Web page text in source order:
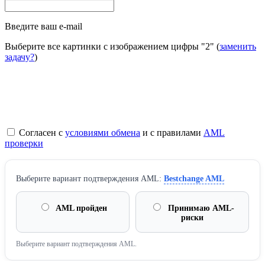
Введите ваш e-mail
Выберите все картинки с изображением цифры "2" (заменить
задачу?)
Согласен с условиями обмена и с правилами AML
проверки
Выберите вариант подтверждения AML: Bestchange AML
AML пройден
Принимаю AML-
риски
Выберите вариант подтверждения AML.